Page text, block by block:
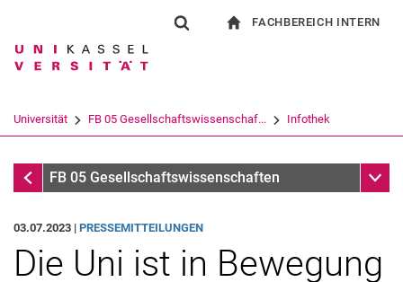
Springe direkt zu: Inhalt
Springe direkt zu: Suche
Springe direkt zu:
Suchbegriff
Suchen (öffnet externen Link in einem
FACHBEREICH INTERN
Universität FB 05 Gesellschaftswissenschaf... Infothek
InfothekFB 05 Gesellschaftswissenschaften
03.07.2023 | PRESSEMITTEILUNGEN
Die Uni ist in Bewegung